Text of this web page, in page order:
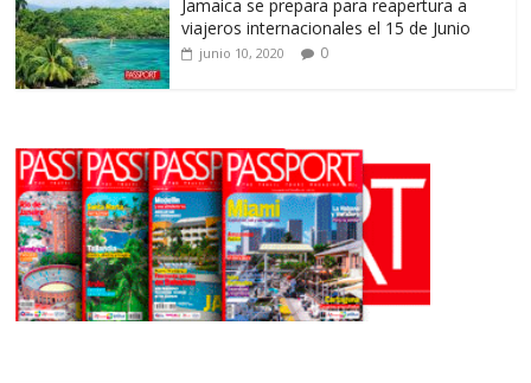
Jamaica se prepara para reapertura a
viajeros internacionales el 15 de Junio
junio 10, 2020 0